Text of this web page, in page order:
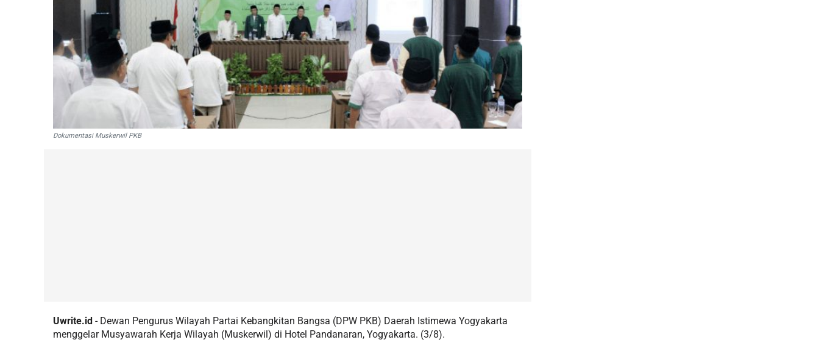
Dokumentasi Muskerwil PKB
Uwrite.id - Dewan Pengurus Wilayah Partai Kebangkitan Bangsa (DPW PKB) Daerah Istimewa Yogyakarta
menggelar Musyawarah Kerja Wilayah (Muskerwil) di Hotel Pandanaran, Yogyakarta. (3/8).